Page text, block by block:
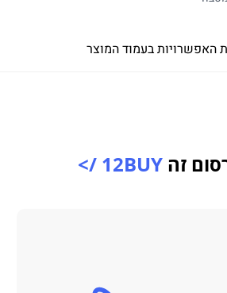
האפשרויות בעמוד המוצר
זה 12BUY />